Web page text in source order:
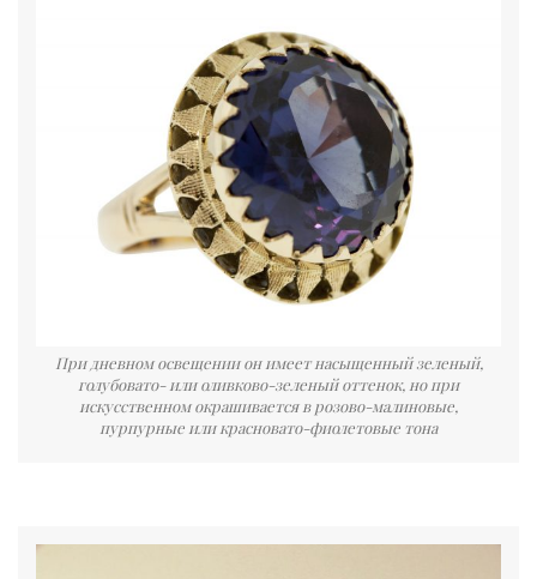
При дневном освещении он имеет насыщенный зеленый,
голубовато- или оливково-зеленый оттенок, но при
искусственном окрашивается в розово-малиновые,
пурпурные или красновато-фиолетовые тона